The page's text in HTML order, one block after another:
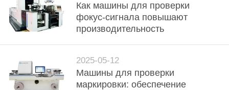
ПРОВЕРКА
КАЧЕСТВА
СВЯЖИТЕСЬ
МЫ
Как машины для проверки
фокус-сигнала повышают
производительность
2025-05-12
Машины для проверки
маркировки: обеспечение